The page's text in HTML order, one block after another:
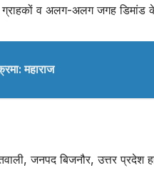
व अलग-अलग जगह डिमांड
महाराज
जनपद बिजनौर, उत्तर प्रदेश